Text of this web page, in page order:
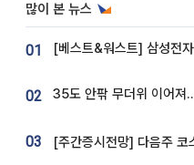
많이 본 뉴스
01
02
03